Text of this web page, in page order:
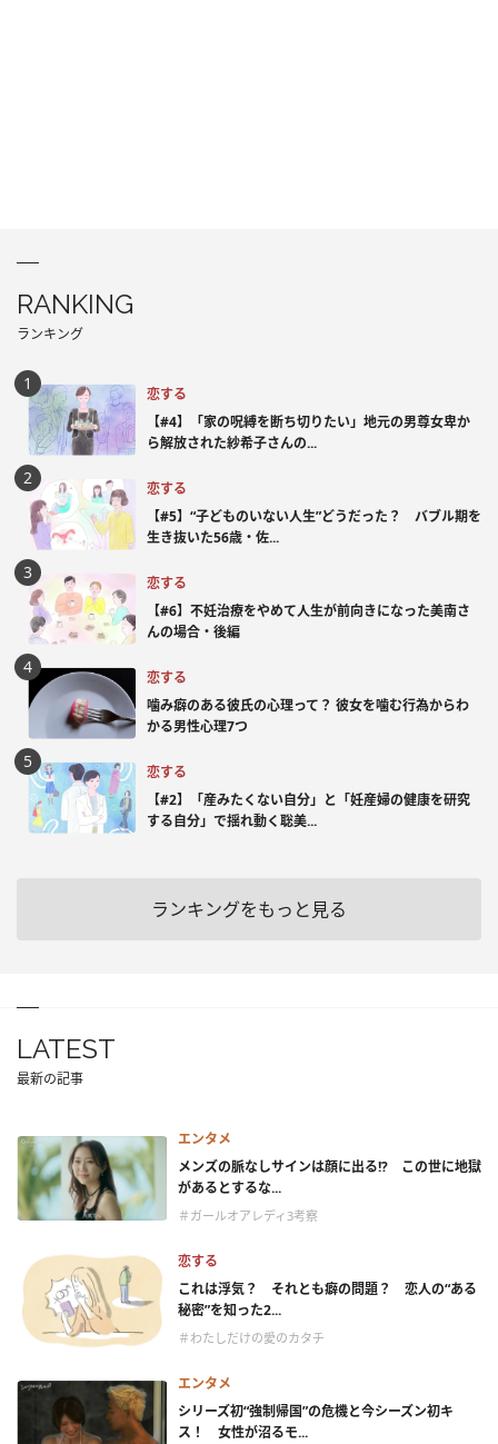
RANKING
ランキング
恋する
【#4】「家の呪縛を断ち切りたい」地元の男尊女卑か
ら解放された紗希子さんの...
恋する
【#5】“子どものいない人生”どうだった？ バブル期を
生き抜いた56歳・佐...
恋する
【#6】不妊治療をやめて人生が前向きになった美南さ
んの場合・後編
恋する
噛み癖のある彼氏の心理って？ 彼女を噛む行為からわ
かる男性心理7つ
恋する
【#2】「産みたくない自分」と「妊産婦の健康を研究
する自分」で揺れ動く聡美...
ランキングをもっと見る
LATEST
最新の記事
エンタメ
メンズの脈なしサインは顔に出る!? この世に地獄
があるとするな...
＃ガールオアレディ3考察
恋する
これは浮気？ それとも癖の問題？ 恋人の“ある
秘密”を知った2...
＃わたしだけの愛のカタチ
エンタメ
シリーズ初“強制帰国”の危機と今シーズン初キ
ス！ 女性が沼るモ...